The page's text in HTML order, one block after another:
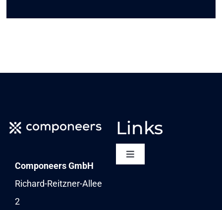
Componeers GmbH
Richard-Reitzner-Allee
2
Links
Toggle
NEWSLETTER